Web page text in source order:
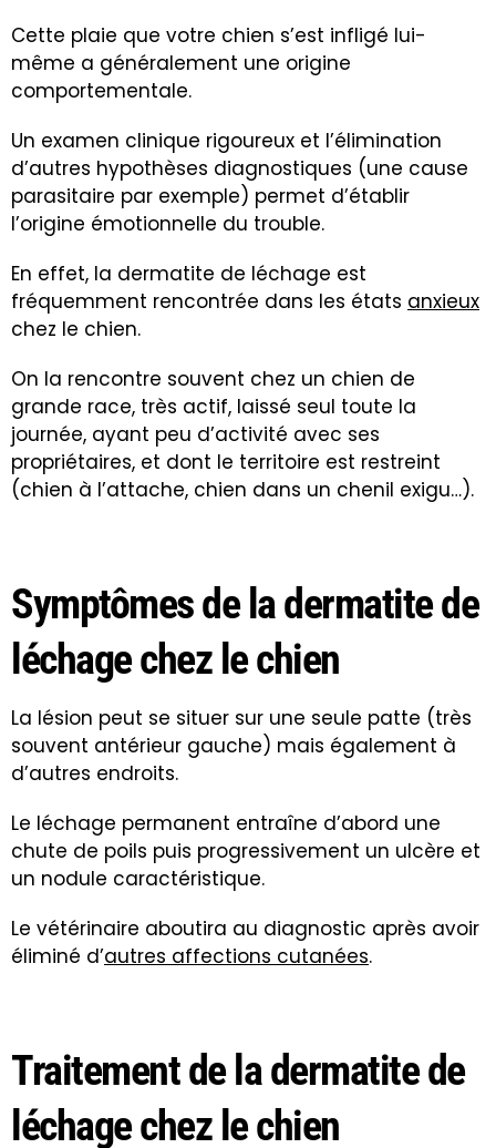
Cette plaie que votre chien s’est infligé lui-
même a généralement une origine
comportementale.
Un examen clinique rigoureux et l’élimination
d’autres hypothèses diagnostiques (une cause
parasitaire par exemple) permet d’établir
l’origine émotionnelle du trouble.
En effet, la dermatite de léchage est
fréquemment rencontrée dans les états anxieux
chez le chien.
On la rencontre souvent chez un chien de
grande race, très actif, laissé seul toute la
journée, ayant peu d’activité avec ses
propriétaires, et dont le territoire est restreint
(chien à l’attache, chien dans un chenil exigu…).
Symptômes de la dermatite de
léchage chez le chien
La lésion peut se situer sur une seule patte (très
souvent antérieur gauche) mais également à
d’autres endroits.
Le léchage permanent entraîne d’abord une
chute de poils puis progressivement un ulcère et
un nodule caractéristique.
Le vétérinaire aboutira au diagnostic après avoir
éliminé d’autres affections cutanées.
Traitement de la dermatite de
léchage chez le chien